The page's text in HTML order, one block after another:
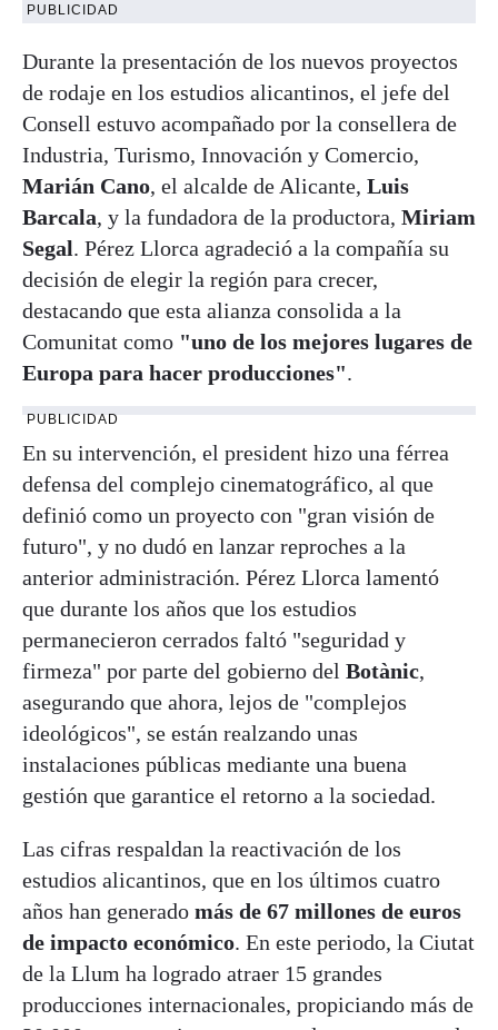
PUBLICIDAD
Durante la presentación de los nuevos proyectos
de rodaje en los estudios alicantinos, el jefe del
Consell estuvo acompañado por la consellera de
Industria, Turismo, Innovación y Comercio,
Marián Cano, el alcalde de Alicante, Luis
Barcala, y la fundadora de la productora, Miriam
Segal. Pérez Llorca agradeció a la compañía su
decisión de elegir la región para crecer,
destacando que esta alianza consolida a la
Comunitat como "uno de los mejores lugares de
Europa para hacer producciones".
PUBLICIDAD
En su intervención, el president hizo una férrea
defensa del complejo cinematográfico, al que
definió como un proyecto con "gran visión de
futuro", y no dudó en lanzar reproches a la
anterior administración. Pérez Llorca lamentó
que durante los años que los estudios
permanecieron cerrados faltó "seguridad y
firmeza" por parte del gobierno del Botànic,
asegurando que ahora, lejos de "complejos
ideológicos", se están realzando unas
instalaciones públicas mediante una buena
gestión que garantice el retorno a la sociedad.
Las cifras respaldan la reactivación de los
estudios alicantinos, que en los últimos cuatro
años han generado más de 67 millones de euros
de impacto económico. En este periodo, la Ciutat
de la Llum ha logrado atraer 15 grandes
producciones internacionales, propiciando más de